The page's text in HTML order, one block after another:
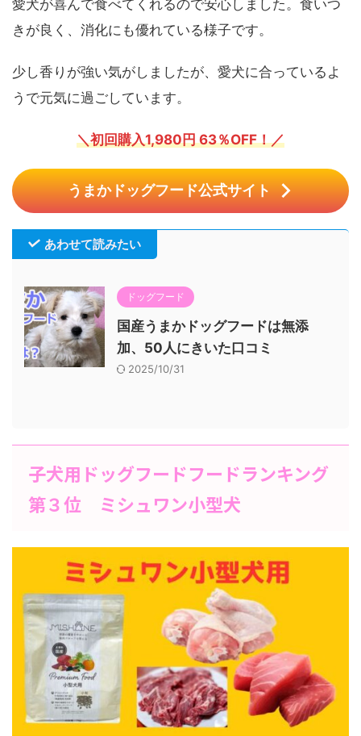
愛犬が喜んで食べてくれるので安心しました。食いつ
きが良く、消化にも優れている様子です。
少し香りが強い気がしましたが、愛犬に合っているよ
うで元気に過ごしています。
＼初回購入1,980円 63％OFF！／
うまかドッグフード公式サイト
あわせて読みたい
ドッグフード
国産うまかドッグフードは無添
加、50人にきいた口コミ
2025/10/31
子犬用ドッグフードフードランキング
第３位 ミシュワン小型犬